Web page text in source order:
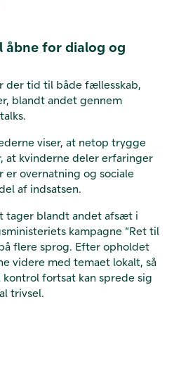
åbne for dialog og
der tid til både fællesskab,
blandt andet gennem
viser, at netop trygge
at kvinderne deler erfaringer
overnatning og sociale
af indsatsen.
tager blandt andet afsæt i
kampagne “Ret til
flere sprog. Efter opholdet
videre med temaet lokalt, så
fortsat kan sprede sig
trivsel.